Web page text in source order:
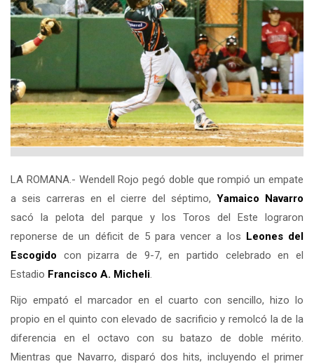
LA ROMANA.- Wendell Rojo pegó doble que rompió un empate
a seis carreras en el cierre del séptimo, Yamaico Navarro
sacó la pelota del parque y los Toros del Este lograron
reponerse de un déficit de 5 para vencer a los Leones del
Escogido con pizarra de 9-7, en partido celebrado en el
Estadio Francisco A. Micheli.
Rijo empató el marcador en el cuarto con sencillo, hizo lo
propio en el quinto con elevado de sacrificio y remolcó la de la
diferencia en el octavo con su batazo de doble mérito.
Mientras que Navarro, disparó dos hits, incluyendo el primer